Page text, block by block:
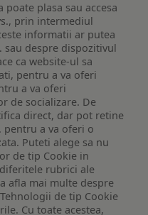
poate plasa sau accesa
prin intermediul
informatii ar putea
sau despre dispozitivul
ca website-ul sa
pentru a va oferi
a va oferi
de socializare. De
direct, dar pot retine
a va oferi o
Puteti alege sa nu
de tip Cookie in
rubrici ale
afla mai multe despre
de tip Cookie
Cu toate acestea,